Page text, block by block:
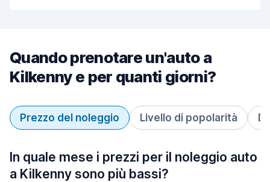
Quando prenotare un'auto a
Kilkenny e per quanti giorni?
Prezzo del noleggio Livello di popolarità
In quale mese i prezzi per il noleggio auto
a Kilkenny sono più bassi?